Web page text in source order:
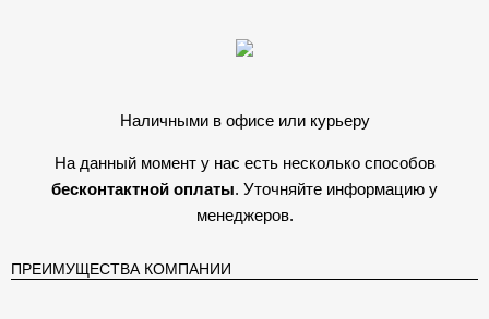
Наличными в офисе или курьеру
На данный момент у нас есть несколько способов
бесконтактной оплаты. Уточняйте информацию у
менеджеров.
ПРЕИМУЩЕСТВА КОМПАНИИ